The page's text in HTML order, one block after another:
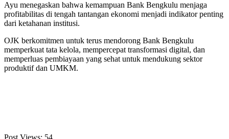
Ayu menegaskan bahwa kemampuan Bank Bengkulu menjaga
profitabilitas di tengah tantangan ekonomi menjadi indikator penting
dari ketahanan institusi.
OJK berkomitmen untuk terus mendorong Bank Bengkulu
memperkuat tata kelola, mempercepat transformasi digital, dan
memperluas pembiayaan yang sehat untuk mendukung sektor
produktif dan UMKM.